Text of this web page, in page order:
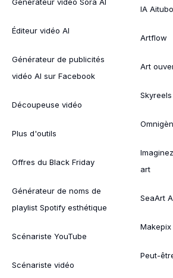
Éditeur vidéo AI
Générateur de publicités
vidéo AI sur Facebook
Découpeuse vidéo
Plus d'outils
Offres du Black Friday
Générateur de noms de
playlist Spotify esthétique
Scénariste YouTube
Scénariste vidéo
IA Aitubo
Artflow
Art
Skyreels
art
SeaArt
Makepix
Peut-